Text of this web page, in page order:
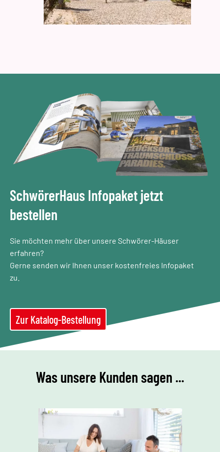
SchwörerHaus Infopaket jetzt
bestellen
Sie möchten mehr über unsere Schwörer-Häuser
erfahren?
Gerne senden wir Ihnen unser kostenfreies Infopaket
zu.
Zur Katalog-Bestellung
Was unsere Kunden sagen ...